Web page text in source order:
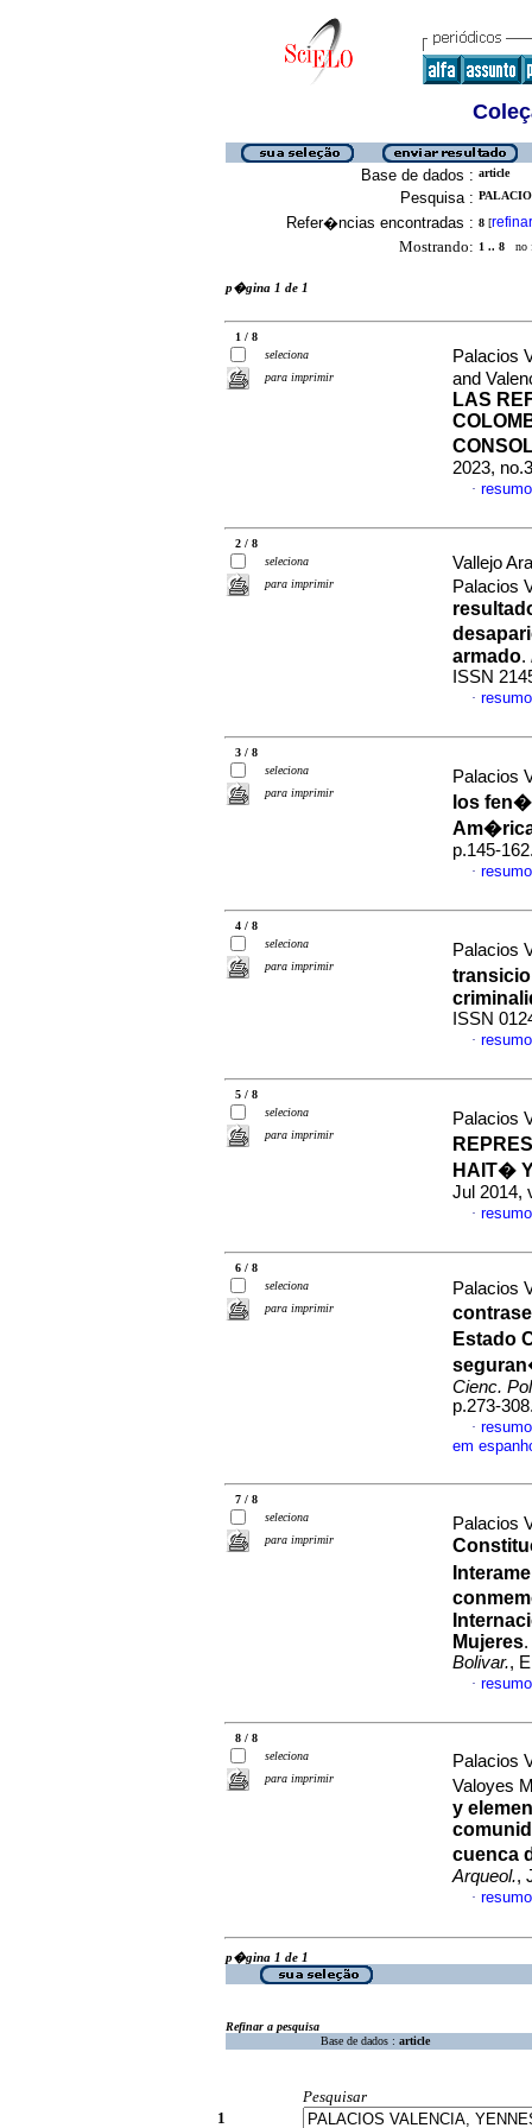
Base de dados : article
Pesquisa :
Refer�ncias encontradas : 8 [refinar
Mostrando: 1 .. 8 no
p�gina 1 de 1
1 / 8
seleciona
para imprimir
Palacios
and
LAS
2023,
·
2 / 8
seleciona
para imprimir
Vallejo
Palacios
armado.
ISSN
·
3 / 8
seleciona
para imprimir
Palacios
los
p.145-
·
4 / 8
seleciona
para imprimir
Palacios
ISSN
·
5 / 8
seleciona
para imprimir
Palacios
HAIT�
Jul 2014,
·
6 / 8
seleciona
para imprimir
Palacios
Estado
Cienc.
p.273-
·
em
7 / 8
seleciona
para imprimir
Palacios
Mujeres.
Bolivar.,
·
8 / 8
seleciona
para imprimir
Palacios
Valoyes
y
cuenca
Arqueol.,
·
p�gina 1 de 1
Refinar a pesquisa
Base de dados : article
Pesquisar
1